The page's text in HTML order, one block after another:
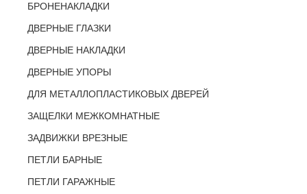
БРОНЕНАКЛАДКИ
ДВЕРНЫЕ ГЛАЗКИ
ДВЕРНЫЕ НАКЛАДКИ
ДВЕРНЫЕ УПОРЫ
ДЛЯ МЕТАЛЛОПЛАСТИКОВЫХ ДВЕРЕЙ
ЗАЩЕЛКИ МЕЖКОМНАТНЫЕ
ЗАДВИЖКИ ВРЕЗНЫЕ
ПЕТЛИ БАРНЫЕ
ПЕТЛИ ГАРАЖНЫЕ